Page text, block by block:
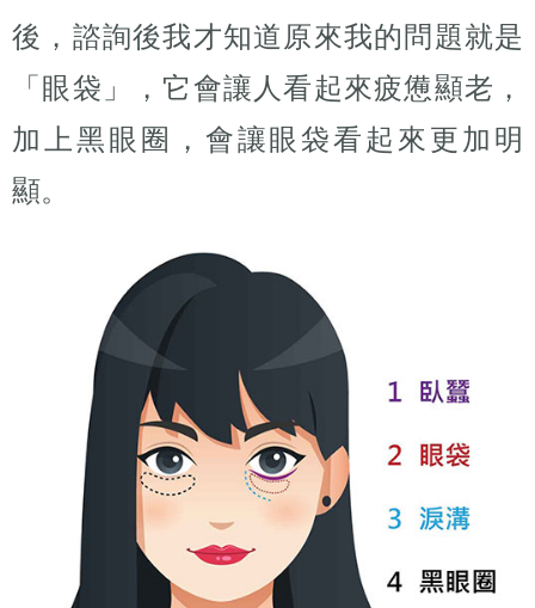
後，諮詢後我才知道原來我的問題就是
「眼袋」，它會讓人看起來疲憊顯老，
加上黑眼圈，會讓眼袋看起來更加明
顯。